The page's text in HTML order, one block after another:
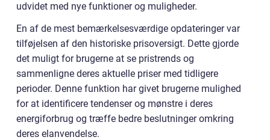
udvidet med nye funktioner og muligheder.
En af de mest bemærkelsesværdige opdateringer var
tilføjelsen af den historiske prisoversigt. Dette gjorde
det muligt for brugerne at se pristrends og
sammenligne deres aktuelle priser med tidligere
perioder. Denne funktion har givet brugerne mulighed
for at identificere tendenser og mønstre i deres
energiforbrug og træffe bedre beslutninger omkring
deres elanvendelse.